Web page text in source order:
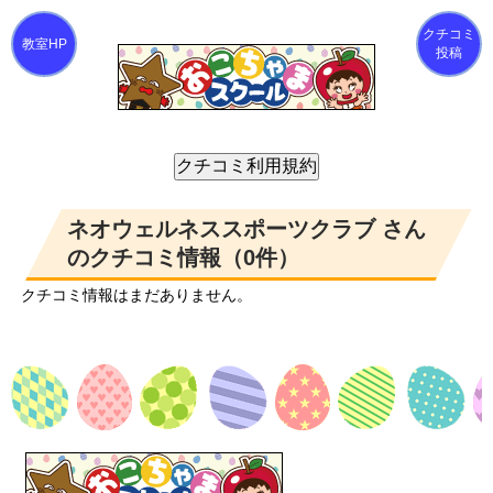
クチコミ
投稿
ネオウェルネススポーツクラブ さん
のクチコミ情報（0件）
クチコミ情報はまだありません。